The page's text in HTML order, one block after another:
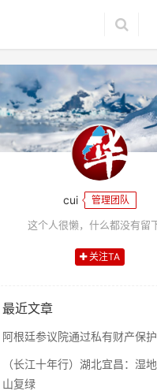
cui 管理团队
这个人很懒，什么都没有留
关注TA
最近文章
阿根廷参议院通过私有财产保
（长江十年行）湖北宜昌：湿
山复绿